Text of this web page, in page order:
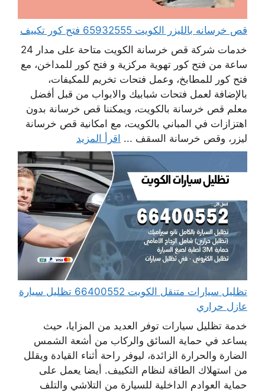
قص خرسانه بالليزر الكويت 65932555 فتح كور تكييف
خدمات شركة قص خرسانة الكويت متاحة على مدار 24
ساعة من فتح كور تهوية مركزية و فتح كور للمداخن، مع
فتح كور للمطابخ، وعمل فتحات تخريم للمكيفات،
بالإضافة لعمل فتحات شبابيك والابواب من قبل أفضل
معلم قص خرسانة بالكويت، ويمكننا قص خرسانة بدون
اهتزازات في المباني بالكويت، مع امكانية قص خرسانة
ليزر، وقص خرسانة السقف ... اقرأ المزيد
تظليل سيارات متنقل الكويت 66400552 تظليل سيارة
عازل حراري
خدمة تظليل سيارات توفر العديد من المزايا، حيث
يساعد في حماية السائق والركاب من أشعة الشمس
الضارة والحرارة الزائدة، ليوفر راحة أثناء القيادة ويقلل
من استهلاك الطاقة لنظام التكييف. أيضا يعمل على
حماية العوادم الداخلية للسيارة من التلاشي والتلف